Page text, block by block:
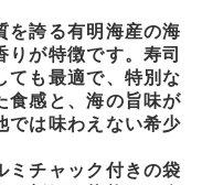
を誇る有明海産の海
が特徴です。寿司
ても最適で、特別な
食感と、海の旨味が
では味わえない希少
ミチャック付きの袋